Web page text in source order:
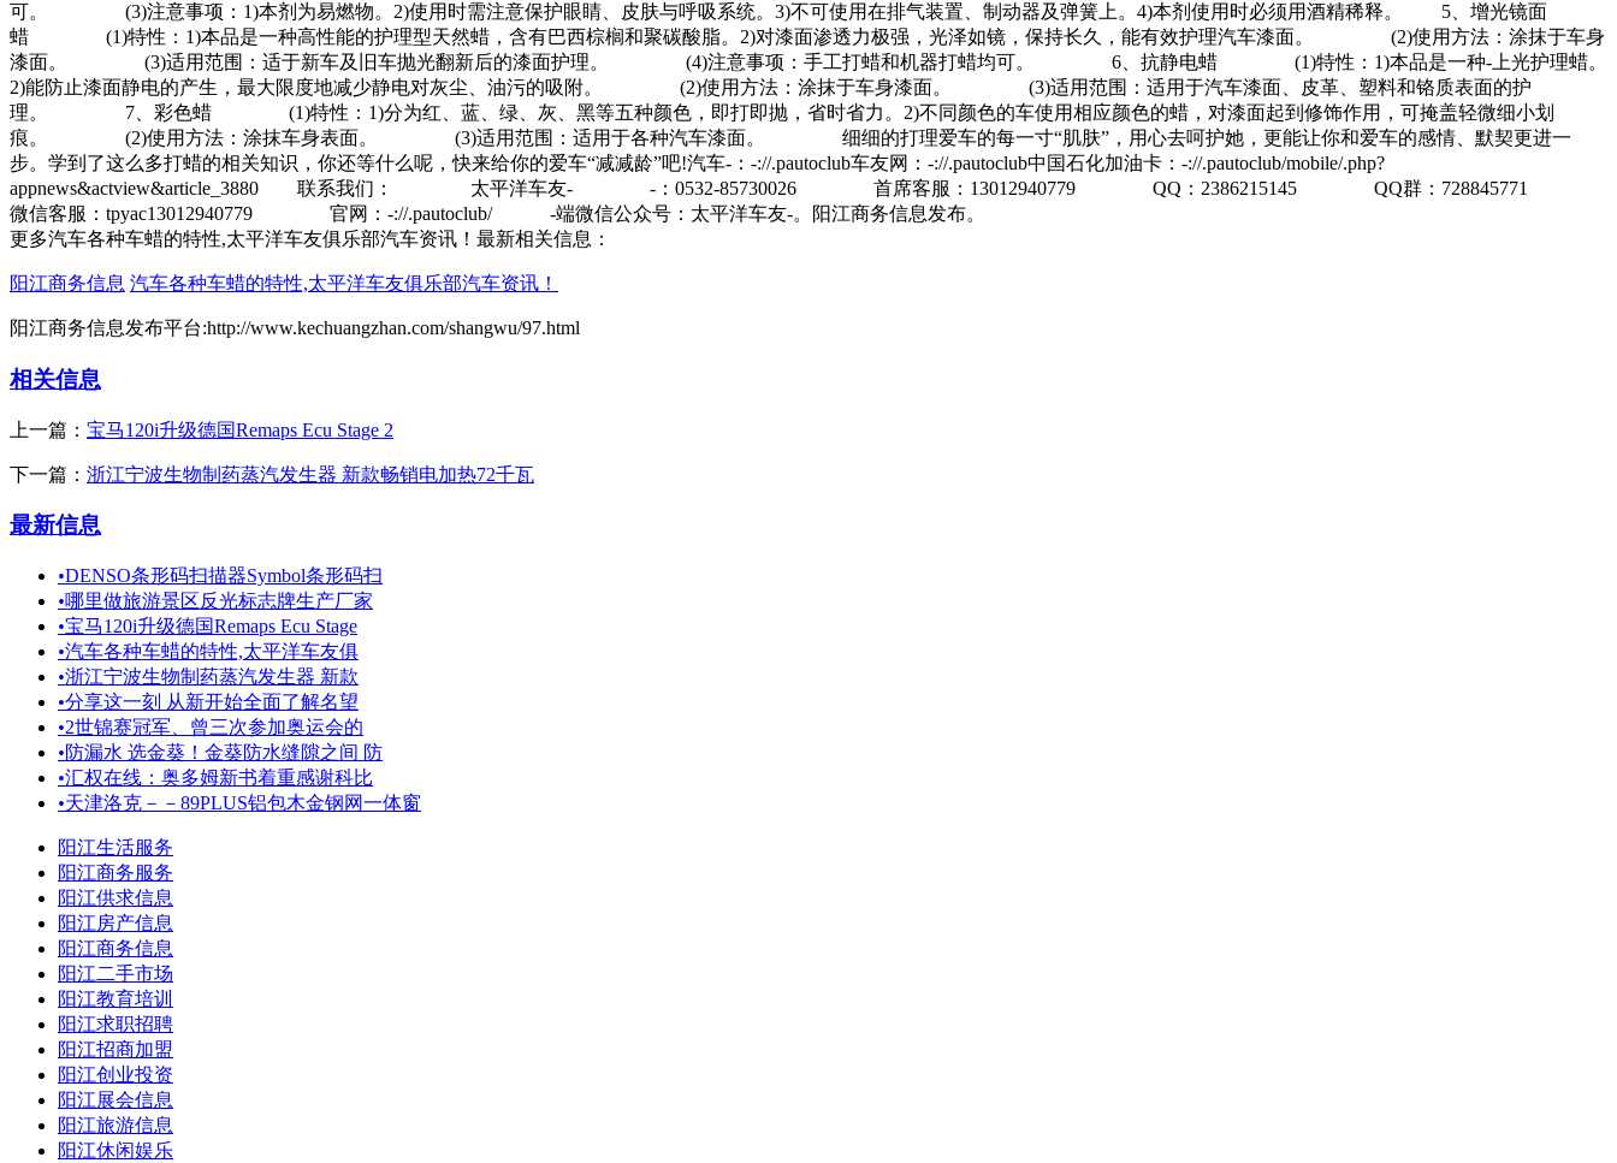
可。 (3)注意事项：1)本剂为易燃物。2)使用时需注意保护眼睛、皮肤与呼吸系统。3)不可使用在排气装置、制动器及弹簧上。4)本剂使用时必须用酒精稀释。 5、增光镜面
蜡 (1)特性：1)本品是一种高性能的护理型天然蜡，含有巴西棕榈和聚碳酸脂。2)对漆面渗透力极强，光泽如镜，保持长久，能有效护理汽车漆面。 (2)使用方法：涂抹于车身
漆面。 (3)适用范围：适于新车及旧车抛光翻新后的漆面护理。 (4)注意事项：手工打蜡和机器打蜡均可。 6、抗静电蜡 (1)特性：1)本品是一种-上光护理蜡。
2)能防止漆面静电的产生，最大限度地减少静电对灰尘、油污的吸附。 (2)使用方法：涂抹于车身漆面。 (3)适用范围：适用于汽车漆面、皮革、塑料和铬质表面的护
理。 7、彩色蜡 (1)特性：1)分为红、蓝、绿、灰、黑等五种颜色，即打即抛，省时省力。2)不同颜色的车使用相应颜色的蜡，对漆面起到修饰作用，可掩盖轻微细小划
痕。 (2)使用方法：涂抹车身表面。 (3)适用范围：适用于各种汽车漆面。 细细的打理爱车的每一寸“肌肤”，用心去呵护她，更能让你和爱车的感情、默契更进一
步。学到了这么多打蜡的相关知识，你还等什么呢，快来给你的爱车“减减龄”吧!汽车-：-://.pautoclub车友网：-://.pautoclub中国石化加油卡：-://.pautoclub/mobile/.php?
appnews&actview&article_3880 联系我们： 太平洋车友- -：0532-85730026 首席客服：13012940779 QQ：2386215145 QQ群：728845771
微信客服：tpyac13012940779 官网：-://.pautoclub/ -端微信公众号：太平洋车友-。阳江商务信息发布。
更多汽车各种车蜡的特性,太平洋车友俱乐部汽车资讯！最新相关信息：
阳江商务信息 汽车各种车蜡的特性,太平洋车友俱乐部汽车资讯！
阳江商务信息发布平台:http://www.kechuangzhan.com/shangwu/97.html
相关信息
上一篇： 宝马120i升级德国Remaps Ecu Stage 2
下一篇： 浙江宁波生物制药蒸汽发生器 新款畅销电加热72千瓦
最新信息
•DENSO条形码扫描器Symbol条形码扫
•哪里做旅游景区反光标志牌生产厂家
•宝马120i升级德国Remaps Ecu Stage
•汽车各种车蜡的特性,太平洋车友俱
•浙江宁波生物制药蒸汽发生器 新款
•分享这一刻 从新开始全面了解名望
•2世锦赛冠军、曾三次参加奥运会的
•防漏水 选金葵！金葵防水缝隙之间 防
•汇权在线：奥多姆新书着重感谢科比
•天津洛克－－89PLUS铝包木金钢网一体窗
阳江生活服务
阳江商务服务
阳江供求信息
阳江房产信息
阳江商务信息
阳江二手市场
阳江教育培训
阳江求职招聘
阳江招商加盟
阳江创业投资
阳江展会信息
阳江旅游信息
阳江休闲娱乐